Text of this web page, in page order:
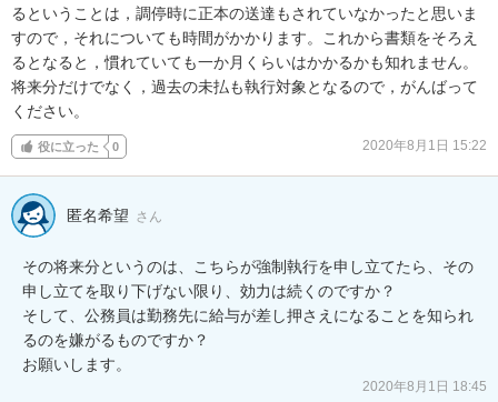
るということは，調停時に正本の送達もされていなかったと思いま
すので，それについても時間がかかります。これから書類をそろえ
るとなると，慣れていても一か月くらいはかかるかも知れません。
将来分だけでなく，過去の未払も執行対象となるので，がんばって
ください。
役に立った 0 2020年8月1日 15:22
匿名希望 さん
その将来分というのは、こちらが強制執行を申し立てたら、その
申し立てを取り下げない限り、効力は続くのですか？
そして、公務員は勤務先に給与が差し押さえになることを知られ
るのを嫌がるものですか？
お願いします。
2020年8月1日 18:45